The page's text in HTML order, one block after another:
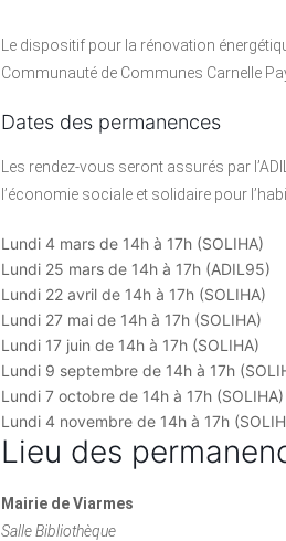
Le dispositif pour la rénovation
Communauté de Communes Carnelle
Dates des permanences
Les rendez-vous seront assurés par
l’économie sociale et solidaire pour
Lundi 4 mars de 14h à 17h (SOLIHA)
Lundi 25 mars de 14h à 17h (ADIL95)
Lundi 22 avril de 14h à 17h (SOLIHA)
Lundi 27 mai de 14h à 17h (SOLIHA)
Lundi 17 juin de 14h à 17h (SOLIHA)
Lundi 9 septembre de 14h à 17h
Lundi 7 octobre de 14h à 17h (SOLIHA)
Lundi 4 novembre de 14h à 17h
Lieu des
Mairie de Viarmes
Salle Bibliothèque